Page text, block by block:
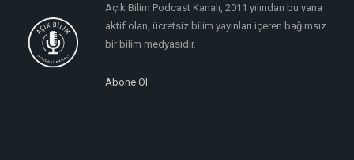
Açık Bilim Podcast Kanalı, 2011 yılından bu yana
aktif olan, ücretsiz bilim yayınları içeren bağımsız
bir bilim medyasıdır.
Abone Ol